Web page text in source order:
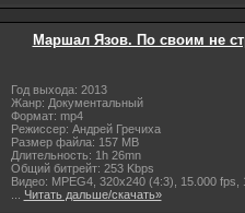
Маршал Язов. По своим не
Год выхода: 2013
Жанр: Документальный
Формат: mp4
Режиссер: Андрей Гречиха
Размер файла: 157 MB
Длительность: 1h 26mn
Общий битрейт: 253 Kbps
Видео: MPEG4, 320x240 (4:3), 15.000 fps,
Читать дальше/скачать»